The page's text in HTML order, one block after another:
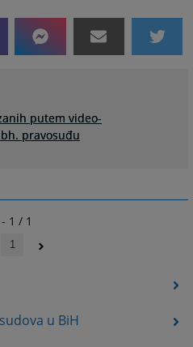
u BiH
putem video-
pravosuđu
1 / 1
1